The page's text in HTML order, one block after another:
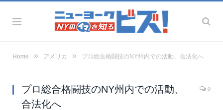
Home » アメリカ » プロ総合格闘技のNY州内での活動、合法化へ
プロ総合格闘技のNY州内での活動、
合法化へ
0